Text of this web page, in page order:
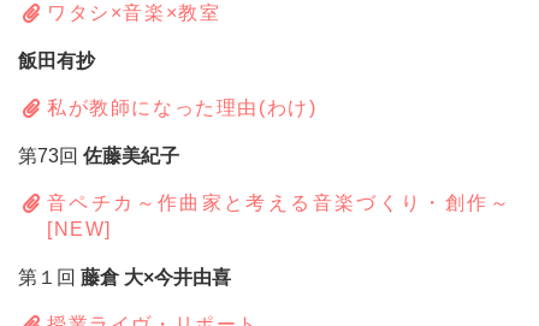
ワタシ×音楽×教室
飯田有抄
私が教師になった理由(わけ)
第73回 佐藤美紀子
音ペチカ～作曲家と考える音楽づくり・創作～
[NEW]
第１回 藤倉 大×今井由喜